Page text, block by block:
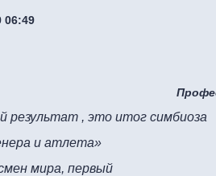
06:49
результат , это итог симбиоза
и атлета»
мира, первый